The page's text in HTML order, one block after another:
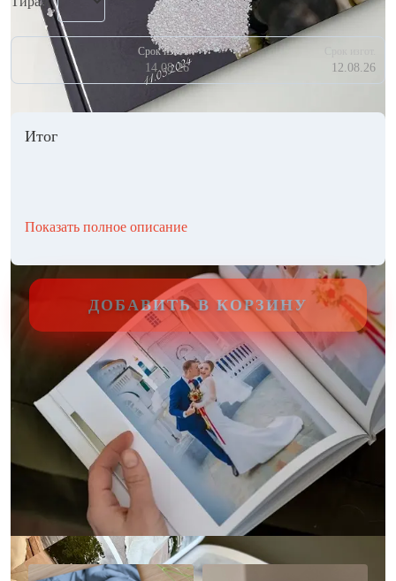
Срок изгот.
14.08.26 12.08.26
Итог
Показать полное описание
ДОБАВИТЬ В КОРЗИНУ
Другие стили фотокниг